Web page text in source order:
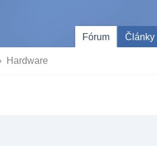
Fórum
Články
Hardware